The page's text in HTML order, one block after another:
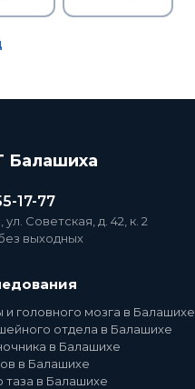
Балашиха
17-77
ул. Советская, д. 42, к. 2
выходных
головного мозга в Балашихе
отдела в Балашихе
в Балашихе
в Балашихе
таза в Балашихе